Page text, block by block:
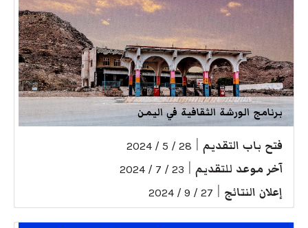
برنامج الورشة الثقافية في اليمن
فتح باب التقديم 28 / 5 / 2024
آخر موعد للتقديم 23 / 7 / 2024
إعلان النتائج 27 / 9 / 2024